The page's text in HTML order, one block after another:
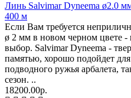
Линь Salvimar Dyneema ø2.0
400 м
Если Вам требуется
ø 2 мм в новом черном цвете -
выбор. Salvimar Dyneema -
памятью, хорошо подойдет
подводного ружья арбалета,
сезон. ..
18200.00р.